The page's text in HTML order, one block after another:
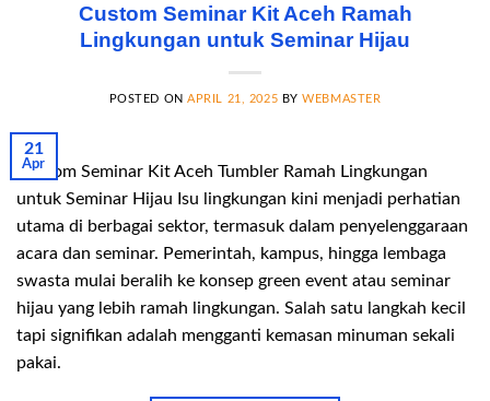
Custom Seminar Kit Aceh Ramah
Lingkungan untuk Seminar Hijau
POSTED ONAPRIL 21, 2025 BYWEBMASTER
21
Apr
Custom Seminar Kit Aceh Tumbler Ramah Lingkungan
untuk Seminar Hijau Isu lingkungan kini menjadi perhatian
utama di berbagai sektor, termasuk dalam penyelenggaraan
acara dan seminar. Pemerintah, kampus, hingga lembaga
swasta mulai beralih ke konsep green event atau seminar
hijau yang lebih ramah lingkungan. Salah satu langkah kecil
tapi signifikan adalah mengganti kemasan minuman sekali
pakai.